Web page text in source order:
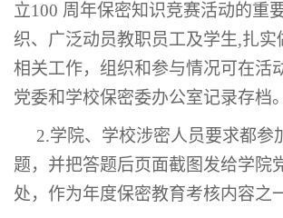
立100 周年保密知识竞赛活动的重
织、广泛动员教职员工及学生,扎实
相关工作，组织和参与情况可在活
党委和学校保密委办公室记录存档。
2.学院、学校涉密人员要求都参
题，并把答题后页面截图发给学院
处，作为年度保密教育考核内容之